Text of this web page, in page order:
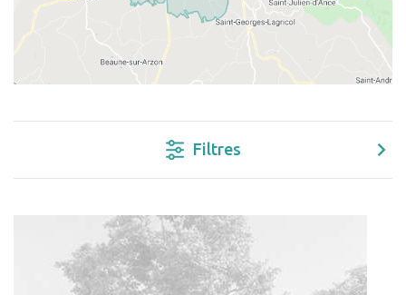
Filtres